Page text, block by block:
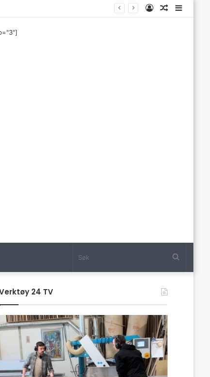
Sidebar
Tilfeldig
Log
24 TV